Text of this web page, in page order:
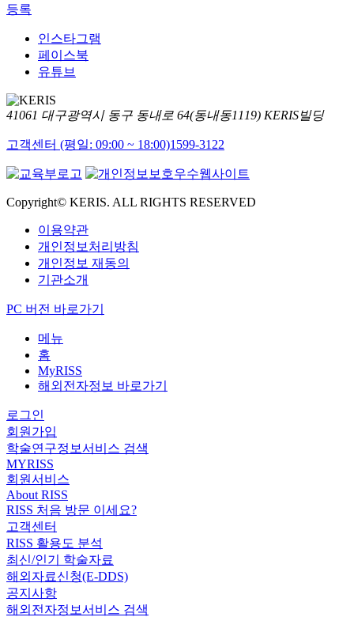
등록
인스타그램
페이스북
유튜브
41061 대구광역시 동구 동내로 64(동내동1119) KERIS빌딩
고객센터 (평일: 09:00 ~ 18:00)1599-3122
Copyright© KERIS. ALL RIGHTS RESERVED
이용약관
개인정보처리방침
개인정보 재동의
기관소개
PC 버전 바로가기
메뉴
홈
MyRISS
해외전자정보 바로가기
로그인
회원가입
학술연구정보서비스 검색
MYRISS
회원서비스
About RISS
RISS 처음 방문 이세요?
고객센터
RISS 활용도 분석
최신/인기 학술자료
해외자료신청(E-DDS)
공지사항
해외전자정보서비스 검색